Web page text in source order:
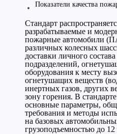
Показатели качества
Стандарт
разрабатываемые и
пожарные автомобили
различных колесных
доставки личного
подразделений,
оборудования к месту
огнетушащих веществ
инертных газов, других
зону горения. В
основные параметры,
требования и методы
на базовых
грузоподъемностью до